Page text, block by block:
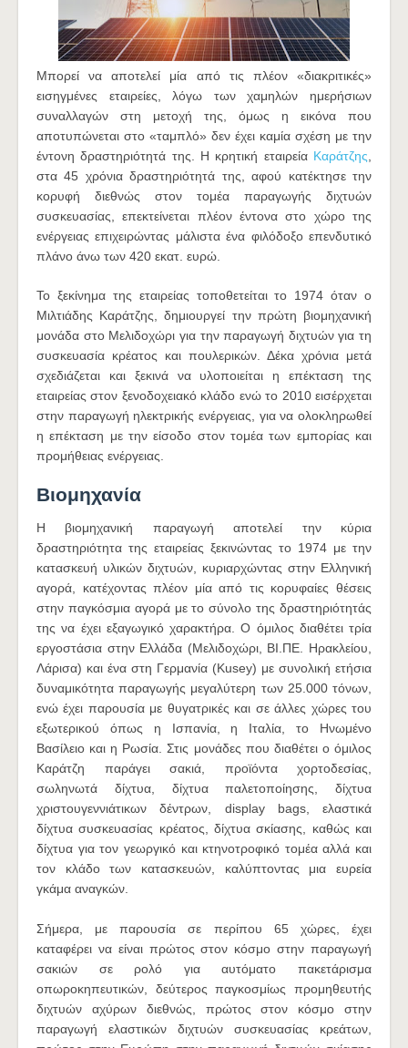
Μπορεί να αποτελεί μία από τις πλέον «διακριτικές»
εισηγμένες εταιρείες, λόγω των χαμηλών ημερήσιων
συναλλαγών στη μετοχή της, όμως η εικόνα που
αποτυπώνεται στο «ταμπλό» δεν έχει καμία σχέση με την
έντονη δραστηριότητά της. Η κρητική εταιρεία Καράτζης
στα 45 χρόνια δραστηριότητά της, αφού κατέκτησε την
κορυφή διεθνώς στον τομέα παραγωγής διχτυών
συσκευασίας, επεκτείνεται πλέον έντονα στο χώρο της
ενέργειας επιχειρώντας μάλιστα ένα φιλόδοξο επενδυτικό
πλάνο άνω των 420 εκατ. ευρώ.
Το ξεκίνημα της εταιρείας τοποθετείται το 1974 όταν ο
Μιλτιάδης Καράτζης, δημιουργεί την πρώτη βιομηχανική
μονάδα στο Μελιδοχώρι για την παραγωγή διχτυών για τη
συσκευασία κρέατος και πουλερικών. Δέκα χρόνια μετά
σχεδιάζεται και ξεκινά να υλοποιείται η επέκταση της
εταιρείας στον ξενοδοχειακό κλάδο ενώ το 2010 εισέρχεται
στην παραγωγή ηλεκτρικής ενέργειας, για να ολοκληρωθεί
η επέκταση με την είσοδο στον τομέα των εμπορίας και
προμήθειας ενέργειας.
Βιομηχανία
Η βιομηχανική παραγωγή αποτελεί την κύρια
δραστηριότητα της εταιρείας ξεκινώντας το 1974 με την
κατασκευή υλικών διχτυών, κυριαρχώντας στην Ελληνική
αγορά, κατέχοντας πλέον μία από τις κορυφαίες θέσεις
στην παγκόσμια αγορά με το σύνολο της δραστηριότητάς
της να έχει εξαγωγικό χαρακτήρα. Ο όμιλος διαθέτει τρία
εργοστάσια στην Ελλάδα (Μελιδοχώρι, ΒΙ.ΠΕ. Ηρακλείου,
Λάρισα) και ένα στη Γερμανία (Kusey) με συνολική ετήσια
δυναμικότητα παραγωγής μεγαλύτερη των 25.000 τόνων,
ενώ έχει παρουσία με θυγατρικές και σε άλλες χώρες του
εξωτερικού όπως η Ισπανία, η Ιταλία, το Ηνωμένο
Βασίλειο και η Ρωσία. Στις μονάδες που διαθέτει ο όμιλος
Καράτζη παράγει σακιά, προϊόντα χορτοδεσίας,
σωληνωτά δίχτυα, δίχτυα παλετοποίησης, δίχτυα
χριστουγεννιάτικων δέντρων, display bags, ελαστικά
δίχτυα συσκευασίας κρέατος, δίχτυα σκίασης, καθώς και
δίχτυα για τον γεωργικό και κτηνοτροφικό τομέα αλλά και
τον κλάδο των κατασκευών, καλύπτοντας μια ευρεία
γκάμα αναγκών.
Σήμερα, με παρουσία σε περίπου 65 χώρες, έχει
καταφέρει να είναι πρώτος στον κόσμο στην παραγωγή
σακιών σε ρολό για αυτόματο πακετάρισμα
οπωροκηπευτικών, δεύτερος παγκοσμίως προμηθευτής
διχτυών αχύρων διεθνώς, πρώτος στον κόσμο στην
παραγωγή ελαστικών διχτυών συσκευασίας κρεάτων,